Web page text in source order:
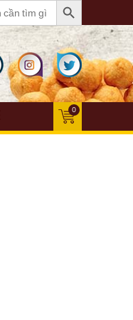
Search
for:
0